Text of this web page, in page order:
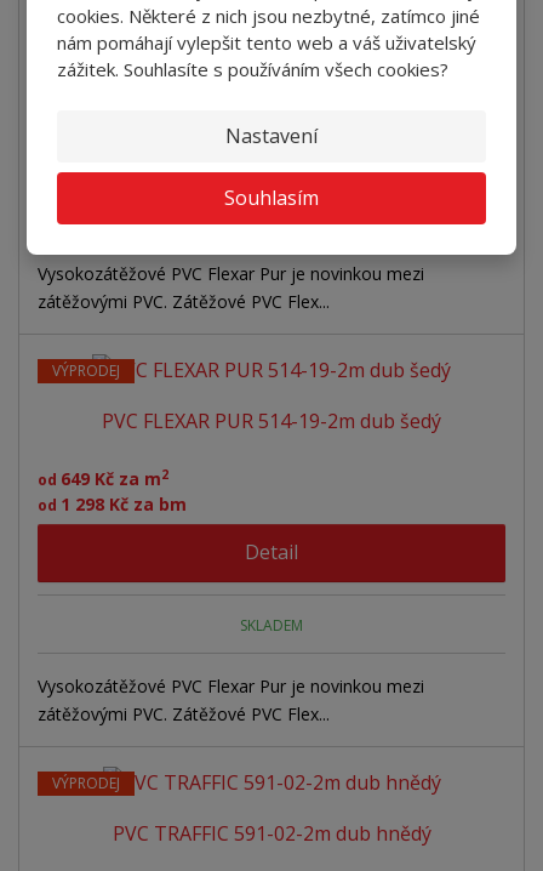
cookies. Některé z nich jsou nezbytné, zatímco jiné
nám pomáhají vylepšit tento web a váš uživatelský
zážitek. Souhlasíte s používáním všech cookies?
Nastavení
Souhlasím
PVC FLEXAR PUR 514-03-2m dub béžový
od649 Kč za m2
Detail
Vysokozátěžové PVC Flexar Pur je novinkou mezi
zátěžovými PVC. Zátěžové PVC Flex...
VÝPRODEJ
PVC FLEXAR PUR 514-19-2m dub šedý
od 649 Kč za m2
od 1 298 Kč za bm
Detail
SKLADEM
Vysokozátěžové PVC Flexar Pur je novinkou mezi
zátěžovými PVC. Zátěžové PVC Flex...
VÝPRODEJ
PVC TRAFFIC 591-02-2m dub hnědý